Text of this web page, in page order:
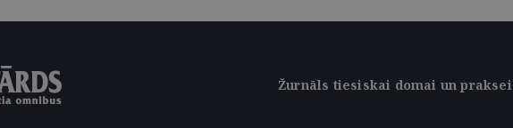
Žurnāls tiesiskai domai un praksei